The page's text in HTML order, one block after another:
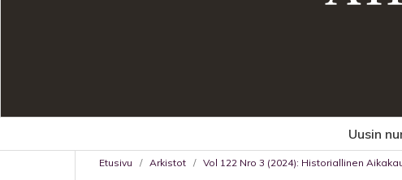
Uusin
Etusivu / Arkistot / Vol 122 Nro 3 (2024): Historiallinen